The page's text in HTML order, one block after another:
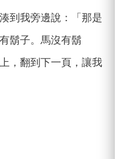
到我旁邊說：「那是
鬍子。馬沒有鬍
，翻到下一頁，讓我